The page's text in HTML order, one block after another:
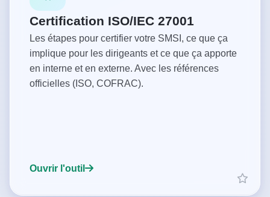
Certification ISO/IEC 27001
Les étapes pour certifier votre SMSI, ce que ça
implique pour les dirigeants et ce que ça apporte
en interne et en externe. Avec les références
officielles (ISO, COFRAC).
Ouvrir l'outil